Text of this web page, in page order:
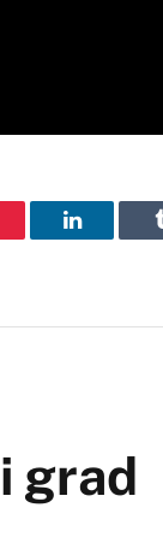
LinkedIn
grad